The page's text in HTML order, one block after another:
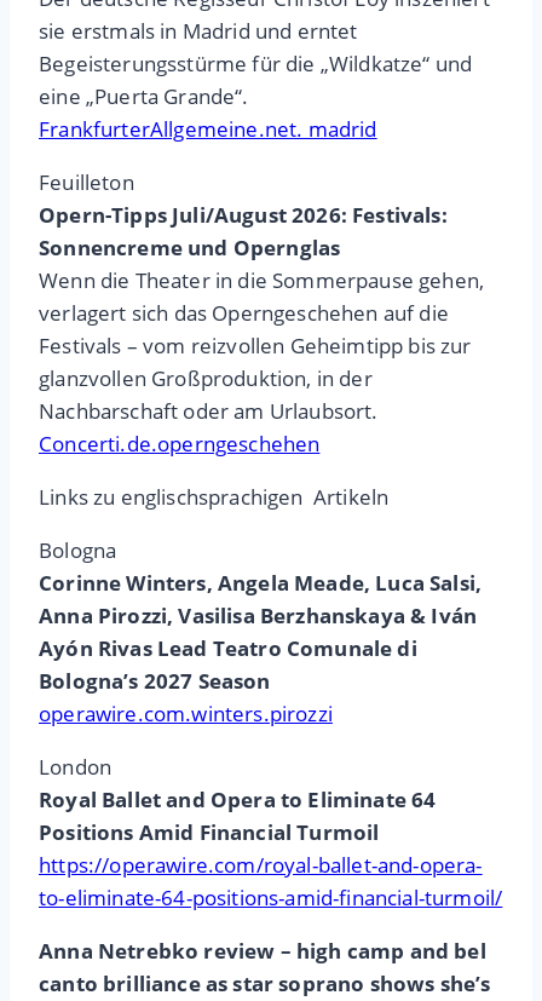
sie erstmals in Madrid und erntet
Begeisterungsstürme für die „Wildkatze“ und
eine „Puerta Grande“.
FrankfurterAllgemeine.net. madrid
Feuilleton
Opern-Tipps Juli/August 2026: Festivals:
Sonnencreme und Opernglas
Wenn die Theater in die Sommerpause gehen,
verlagert sich das Operngeschehen auf die
Festivals – vom reizvollen Geheimtipp bis zur
glanzvollen Großproduktion, in der
Nachbarschaft oder am Urlaubsort.
Concerti.de.operngeschehen
Links zu englischsprachigen Artikeln
Bologna
Corinne Winters, Angela Meade, Luca Salsi,
Anna Pirozzi, Vasilisa Berzhanskaya & Iván
Ayón Rivas Lead Teatro Comunale di
Bologna’s 2027 Season
operawire.com.winters.pirozzi
London
Royal Ballet and Opera to Eliminate 64
Positions Amid Financial Turmoil
https://operawire.com/royal-ballet-and-opera-
to-eliminate-64-positions-amid-financial-turmoil/
Anna Netrebko review – high camp and bel
canto brilliance as star soprano shows she’s